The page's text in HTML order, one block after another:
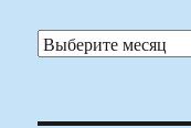
Архивы